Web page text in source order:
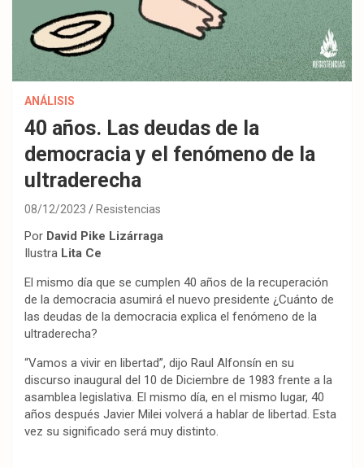
ANÁLISIS
40 años. Las deudas de la
democracia y el fenómeno de la
ultraderecha
08/12/2023 Resistencias
Por David Pike Lizárraga
Ilustra Lita Ce
El mismo día que se cumplen 40 años de la recuperación
de la democracia asumirá el nuevo presidente ¿Cuánto de
las deudas de la democracia explica el fenómeno de la
ultraderecha?
“Vamos a vivir en libertad”, dijo Raul Alfonsín en su
discurso inaugural del 10 de Diciembre de 1983 frente a la
asamblea legislativa. El mismo día, en el mismo lugar, 40
años después Javier Milei volverá a hablar de libertad. Esta
vez su significado será muy distinto.